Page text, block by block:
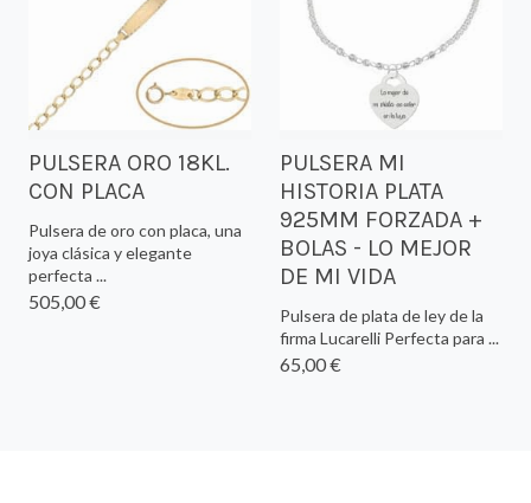
PULSERA ORO 18KL.
CON PLACA
Pulsera de oro con placa, una
joya clásica y elegante
perfecta ...
505,00 €
PULSERA MI
HISTORIA PLATA
925MM FORZADA +
BOLAS - LO MEJOR
DE MI VIDA
Pulsera de plata de ley de la
firma Lucarelli Perfecta para ...
65,00 €